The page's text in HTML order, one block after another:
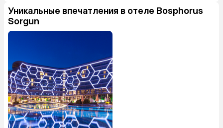
Уникальные впечатления в отеле Bosphorus
Sorgun